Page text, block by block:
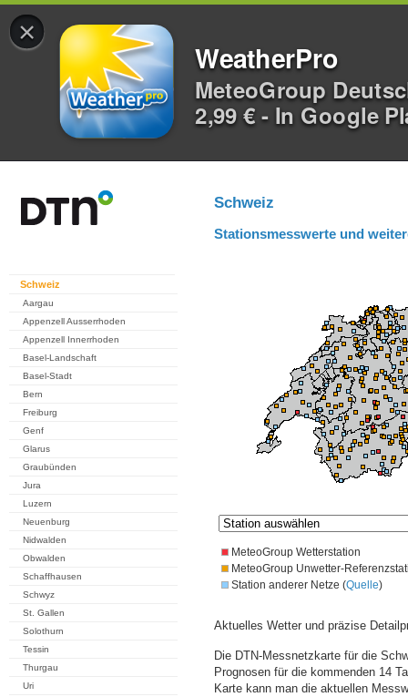
×
WeatherPro
MeteoGroup
2,99 € - In Google
Schweiz
Aargau
Appenzell Ausserrhoden
Appenzell Innerrhoden
Basel-Landschaft
Basel-Stadt
Bern
Freiburg
Genf
Glarus
Graubünden
Jura
Luzern
Neuenburg
Nidwalden
Obwalden
Schaffhausen
Schwyz
St. Gallen
Solothurn
Tessin
Thurgau
Uri
Schweiz
Stationsmesswerte und
MeteoGroup Wetterstation
MeteoGroup Unwetter-
Station anderer Netze (Quelle)
Aktuelles Wetter und präzise
Die DTN-Messnetzkarte für die
Prognosen für die kommenden 14
Karte kann man die aktuellen